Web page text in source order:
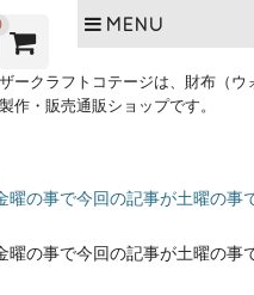
MENU
ークラフトコテージは、財布（ウ
作・販売通販ショップです。
曜の事で今回の記事が土曜の事
曜の事で今回の記事が土曜の事